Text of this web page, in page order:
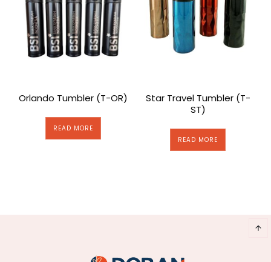
Orlando Tumbler (T-OR)
READ MORE
Star Travel Tumbler (T-
ST)
READ MORE